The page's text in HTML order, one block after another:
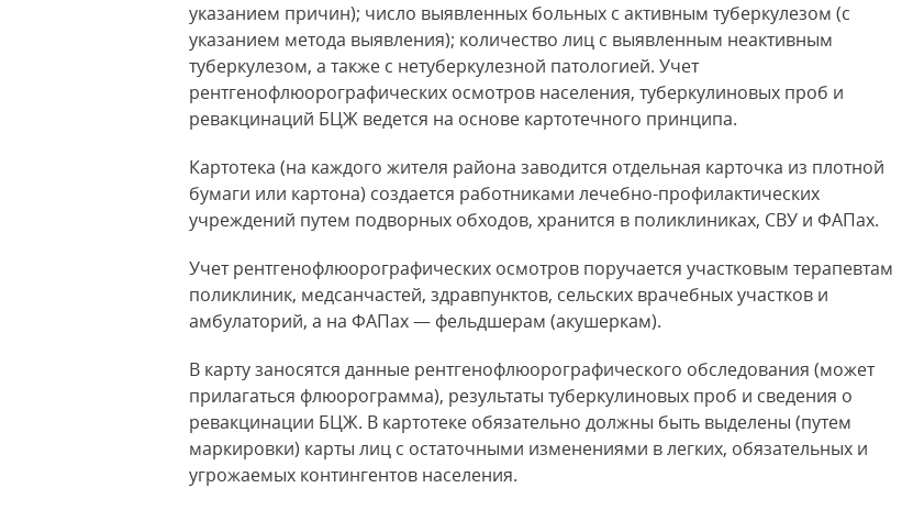
указанием причин); число выявленных больных с активным туберкулезом (с
указанием метода выявления); количество лиц с выявленным неактивным
туберкулезом, а также с нетуберкулезной патологией. Учет
рентгенофлюорографических осмотров населения, туберкулиновых проб и
ревакцинаций БЦЖ ведется на основе картотечного принципа.
Картотека (на каждого жителя района заводится отдельная карточка из плотной
бумаги или картона) создается работниками лечебно-профилактических
учреждений путем подворных обходов, хранится в поликлиниках, СВУ и ФАПах.
Учет рентгенофлюорографических осмотров поручается участковым терапевтам
поликлиник, медсанчастей, здравпунктов, сельских врачебных участков и
амбулаторий, а на ФАПах — фельдшерам (акушеркам).
В карту заносятся данные рентгенофлюорографического обследования (может
прилагаться флюорограмма), результаты туберкулиновых проб и сведения о
ревакцинации БЦЖ. В картотеке обязательно должны быть выделены (путем
маркировки) карты лиц с остаточными изменениями в легких, обязательных и
угрожаемых контингентов населения.